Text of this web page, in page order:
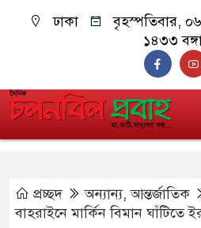
ঢাকা
বৃহস্পতিবার,
১৪৩৩
প্রচ্ছদ অন্যান্য,আন্তর্জাতিক
বাহরাইনে মার্কিন বিমান ঘাঁটিতে